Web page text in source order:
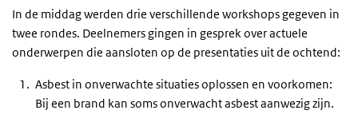
In de middag werden drie verschillende workshops gegeven in
twee rondes. Deelnemers gingen in gesprek over actuele
onderwerpen die aansloten op de presentaties uit de ochtend:
Asbest in onverwachte situaties oplossen en voorkomen:
Bij een brand kan soms onverwacht asbest aanwezig zijn.